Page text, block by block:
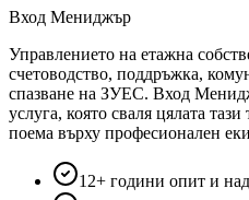
Вход Мениджър
Управлението на етажна
счетоводство, поддръжка,
спазване на ЗУЕС. Вход
услуга, която сваля цялата
поема върху професионален
12+ години опит и